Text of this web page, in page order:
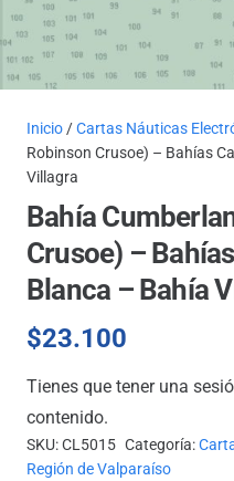
Inicio /Cartas Náuticas
Robinson Crusoe) – Bahías
Villagra
Bahía
Crusoe) –
Blanca – Bahía
$23.100
Tienes que tener una
contenido.
SKU:CL5015 Categoría:
Región de Valparaíso